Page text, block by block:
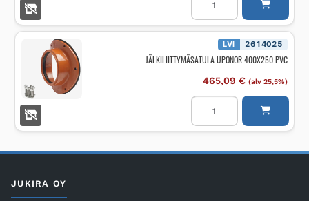
TECH
63
PEH
LVI 2614025
JÄLKILIITTYMÄSATULA UPONOR 400X250 PVC
465,09 € (alv 25,5%)
JÄLKILIITTYMÄSATULA
UPONOR
PVC
JUKIRA OY